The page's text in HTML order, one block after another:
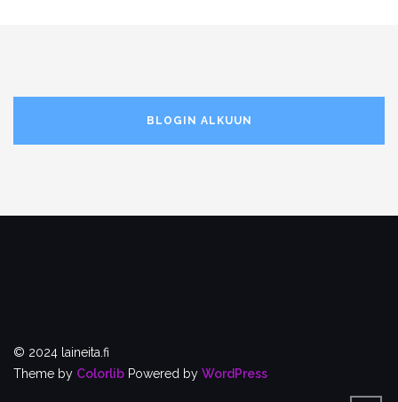
BLOGIN ALKUUN
© 2024 laineita.fi
Theme by Colorlib Powered by WordPress